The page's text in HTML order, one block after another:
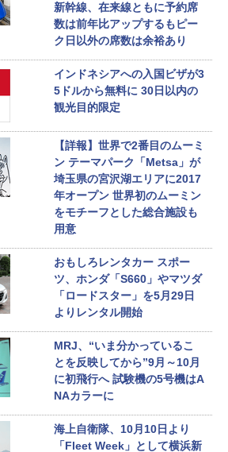
新幹線、在来線ともに予約席
数は前年比アップするもピー
ク日以外の席数は余裕あり
インドネシアへの入国ビザが3
5ドルから無料に 30日以内の
観光目的限定
【詳報】世界で2番目のムーミ
ン テーマパーク「Metsa」が
埼玉県の宮沢湖エリアに2017
年オープン 世界初のムーミン
をモチーフとした総合施設も
用意
おもしろレンタカー スポー
ツ、ホンダ「S660」やマツダ
「ロードスター」を5月29日
よりレンタル開始
MRJ、“いま分かっているこ
とを反映してから”9月～10月
に初飛行へ 試験機の5号機はA
NAカラーに
海上自衛隊、10月10日より
「Fleet Week」として横浜新